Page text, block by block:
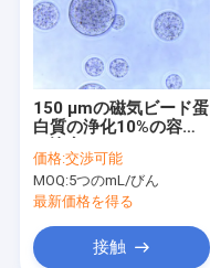
150 μmの磁気ビード蛋
白質の浄化10%の容積
価格:交渉可能
MOQ:5つのmL/びん
最新価格を得る
接触